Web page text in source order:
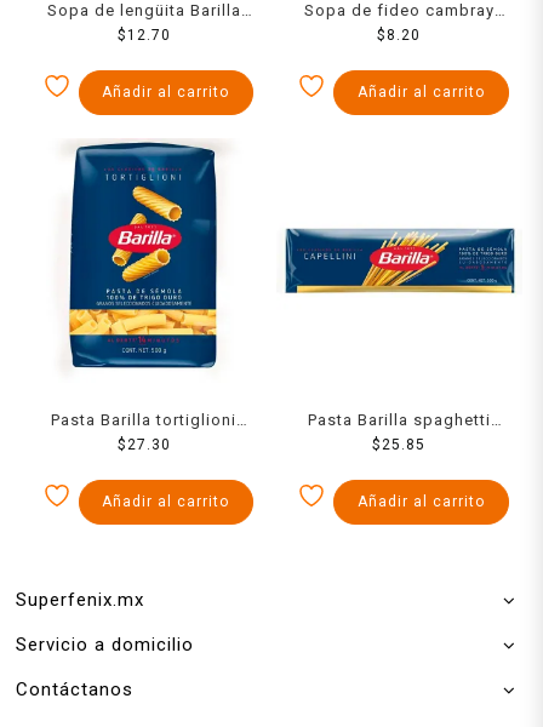
Sopa de lengüita Barilla
200 g
$12.70
Añadir al carrito
Sopa de fideo cambray
Italpasta 180 g
$ 8.20
Añadir al carrito
Pasta Barilla tortiglioni
500 g
$27.30
Añadir al carrito
Pasta Barilla spaghetti
capellini 500 g
$25.85
Añadir al carrito
Superfenix.mx
Servicio a domicilio
Contáctanos